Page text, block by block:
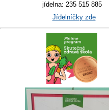
jídelna: 235 515 885
Jídelníčky zde